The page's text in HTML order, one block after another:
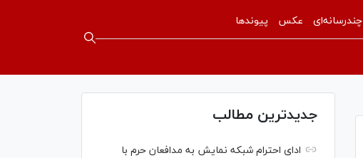
چندرسانه‌ای عکس پیوندها
جدیدترین مطالب
ادای احترام شبکه نمایش به مدافعان حرم با